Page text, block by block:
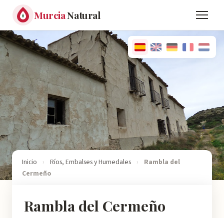
MurciaNatural
Inicio › Ríos, Embalses y Humedales ›
Rambla del
Cermeño
Rambla del Cermeño